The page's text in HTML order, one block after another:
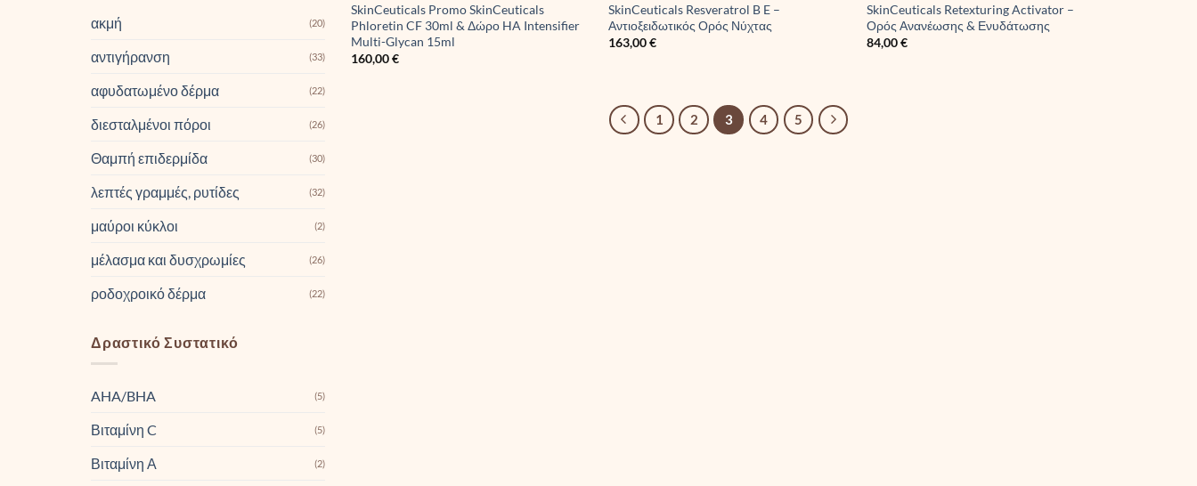
ακμή (20)
αντιγήρανση (33)
αφυδατωμένο δέρμα (22)
διεσταλμένοι πόροι (26)
Θαμπή επιδερμίδα (30)
λεπτές γραμμές, ρυτίδες (32)
μαύροι κύκλοι (2)
μέλασμα και δυσχρωμίες (26)
ροδοχροικό δέρμα (22)
Δραστικό Συστατικό
AHA/BHA (5)
Βιταμίνη C (5)
Βιταμίνη Α (2)
SkinCeuticals Promo SkinCeuticals
Phloretin CF 30ml & Δώρο HA Intensifier
Multi-Glycan 15ml
160,00€
SkinCeuticals Resveratrol B E –
Αντιοξειδωτικός Ορός Νύχτας
163,00€
SkinCeuticals Retexturing Activator –
Ορός Ανανέωσης & Ενυδάτωσης
84,00€
1 2 3 4 5